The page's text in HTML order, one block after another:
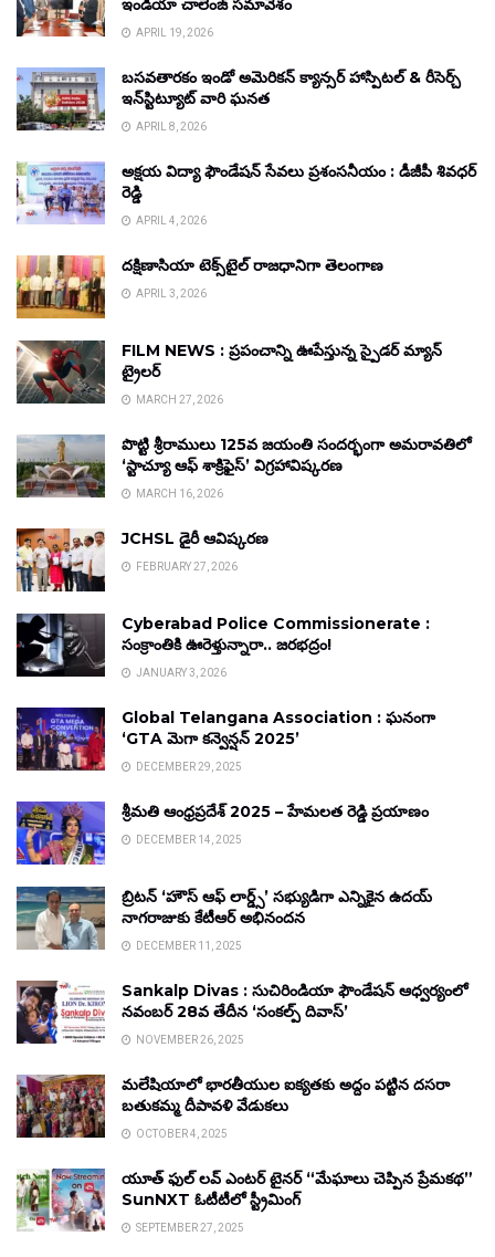
ఇండియా చాలెంజ్ సమావేశం
APRIL 19, 2026
బసవతారకం ఇండో అమెరికన్ క్యాన్సర్ హాస్పిటల్ & రీసెర్చ్
ఇన్‌స్టిట్యూట్ వారి ఘనత
APRIL 8, 2026
అక్షయ విద్యా ఫౌండేషన్ సేవలు ప్రశంసనీయం : డీజీపీ శివధర్
రెడ్డి
APRIL 4, 2026
దక్షిణాసియా టెక్స్‌టైల్ రాజధానిగా తెలంగాణ
APRIL 3, 2026
FILM NEWS : ప్రపంచాన్ని ఊపేస్తున్న స్పైడర్ మ్యాన్
ట్రైలర్
MARCH 27, 2026
పొట్టి శ్రీరాములు 125వ జయంతి సందర్భంగా అమరావతిలో
‘స్టాచ్యూ ఆఫ్ శాక్రిఫైస్’ విగ్రహావిష్కరణ
MARCH 16, 2026
JCHSL డైరీ ఆవిష్కరణ
FEBRUARY 27, 2026
Cyberabad Police Commissionerate :
సంక్రాంతికి ఊరెళ్తున్నారా.. జరభద్రం!
JANUARY 3, 2026
Global Telangana Association : ఘనంగా
‘GTA మెగా కన్వెన్షన్ 2025’
DECEMBER 29, 2025
శ్రీమతి ఆంధ్రప్రదేశ్ 2025 – హేమలత రెడ్డి ప్రయాణం
DECEMBER 14, 2025
బ్రిటన్ ‘హౌస్ ఆఫ్ లార్డ్స్’ సభ్యుడిగా ఎన్నికైన ఉదయ్
నాగరాజుకు కేటీఆర్ అభినందన
DECEMBER 11, 2025
Sankalp Divas : సుచిరిండియా ఫౌండేషన్ ఆధ్వర్యంలో
నవంబర్ 28వ తేదీన ‘సంకల్ప్ దివాస్’
NOVEMBER 26, 2025
మలేషియాలో భారతీయుల ఐక్యతకు అద్దం పట్టిన దసరా
బతుకమ్మ దీపావళి వేడుకలు
OCTOBER 4, 2025
యూత్ ఫుల్ లవ్ ఎంటర్ టైనర్ “మేఘాలు చెప్పిన ప్రేమకథ”
SunNXT ఓటీటీలో స్ట్రీమింగ్
SEPTEMBER 27, 2025